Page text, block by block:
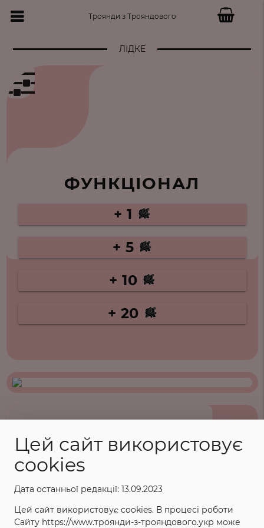
Цей сайт використовує
cookies
Дата останньої редакції: 13.09.2023
Цей сайт використовує cookies. В процесі роботи
Сайту https://www.троянди-з-трояндового.укр може
Троянди з Трояндового
ЛІДКЕ
ФУНКЦІОНАЛ
+ 1
+ 5
+ 10
+ 20
ХАРАКТЕРИСТИКИ
Назва: Лідке
Категорія: Чайно-гібридні
Колір: Оранжево-червоний